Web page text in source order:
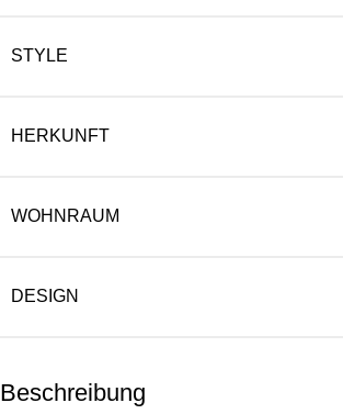
STYLE
HERKUNFT
WOHNRAUM
DESIGN
Beschreibung